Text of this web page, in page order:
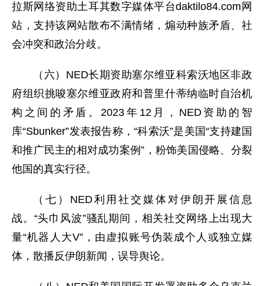
拉斯网络资助土耳其数字媒体平台daktilo84.com网
站，支持该网站散布不满情绪，煽动种族矛盾、社
会冲突和政治分歧。
（六）NED长期资助塞尔维亚科索沃地区非政
府组织挑唆塞尔维亚政府和普里什蒂纳临时自治机
构之间的矛盾。2023年12月，NED资助的智
库“Sbunker”发表报告称，“科索沃”是美国“支持建国
和推广民主的相对成功案例”，粉饰美国侵略、分裂
他国的真实行径。
（七）NED利用社交媒体对伊朗开展信息
战。“头巾风波”骚乱期间，相关社交网络上出现大
量“机器人大V”，由虚拟账号伪装成个人或独立媒
体，散播反伊朗新闻，误导舆论。